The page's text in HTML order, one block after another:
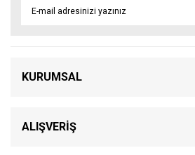
KURUMSAL
ALIŞVERİŞ